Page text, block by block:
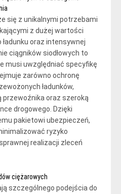
się z unikalnymi potrzebami
z dużej wartości
oraz intensywnej
ciągników siodłowych to
musi uwzględniać specyfikę
zarówno ochronę
ładunków,
oraz szeroką
drogowego. Dzięki
pakietowi ubezpieczeń,
ryzyko
realizacji zleceń
ciężarowych
szczególnego podejścia do